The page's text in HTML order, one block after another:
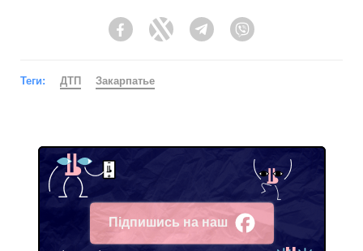
FacebookTwitter Telegram
Теги: ДТП Закарпатье
Підпишись на наш
Facebook